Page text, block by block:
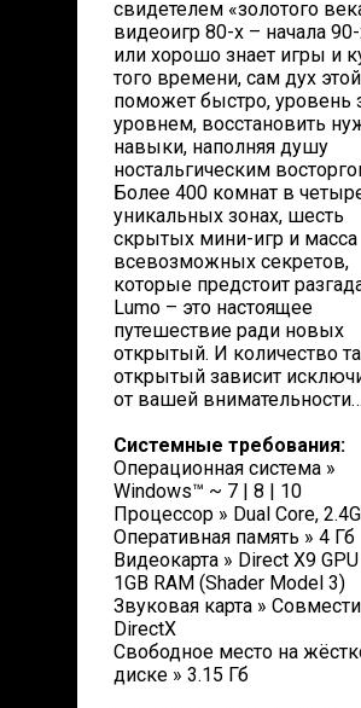
свидетелем «золотого
видеоигр 80-х – начала
или хорошо знает игры и
того времени, сам дух
поможет быстро, уровень
уровнем, восстановить
навыки, наполняя душу
ностальгическим
Более 400 комнат в
уникальных зонах, шесть
скрытых мини-игр и масса
всевозможных секретов,
которые предстоит
Lumo – это настоящее
путешествие ради новых
открытый. И количество
открытый зависит
от вашей внимательности…
Системные требования:
Операционная система »
Windows™ ~ 7 | 8 | 10
Процессор » Dual Core,
Оперативная память » 4 Гб
Видеокарта » Direct X9
1GB RAM (Shader Model 3)
Звуковая карта »
DirectX
Свободное место на
диске » 3.15 Гб